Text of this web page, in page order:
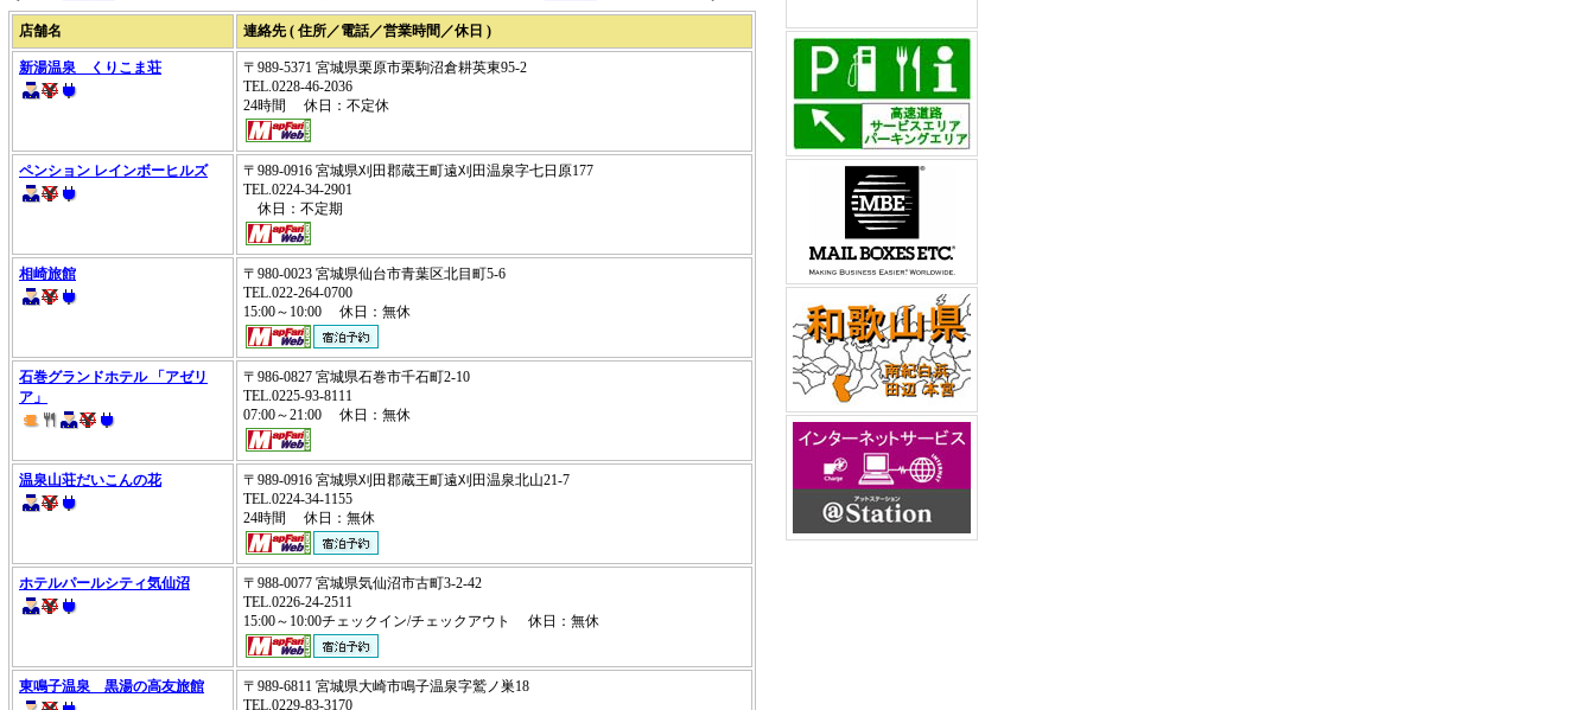
店舗名 連絡先 ( 住所／電話／営業時間／休日 )
新湯温泉 くりこま荘
〒989-5371 宮城県栗原市栗駒沼倉耕英東95-2
TEL.0228-46-2036
24時間 休日：不定休
ペンション レインボーヒルズ
〒989-0916 宮城県刈田郡蔵王町遠刈田温泉字七日原177
TEL.0224-34-2901
休日：不定期
相崎旅館
〒980-0023 宮城県仙台市青葉区北目町5-6
TEL.022-264-0700
15:00～10:00 休日：無休
石巻グランドホテル 「アゼリ
ア」
〒986-0827 宮城県石巻市千石町2-10
TEL.0225-93-8111
07:00～21:00 休日：無休
温泉山荘だいこんの花
〒989-0916 宮城県刈田郡蔵王町遠刈田温泉北山21-7
TEL.0224-34-1155
24時間 休日：無休
ホテルパールシティ気仙沼
〒988-0077 宮城県気仙沼市古町3-2-42
TEL.0226-24-2511
15:00～10:00チェックイン/チェックアウト 休日：無休
東鳴子温泉 黒湯の高友旅館
〒989-6811 宮城県大崎市鳴子温泉字鷲ノ巣18
TEL.0229-83-3170